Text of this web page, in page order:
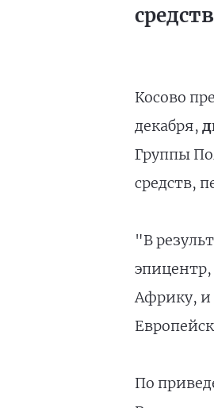
средств
Косово
декабря,
Группы
средств,
"В
Африку, и
По